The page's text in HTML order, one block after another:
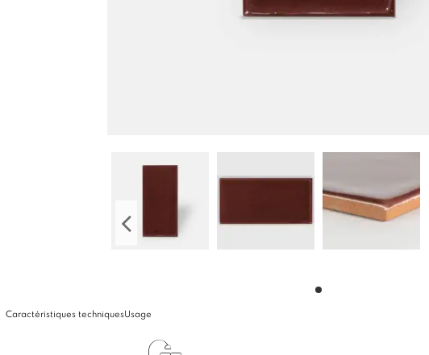
Caractéristiques techniquesUsage